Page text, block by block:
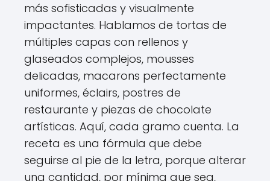
más sofisticadas y visualmente
impactantes. Hablamos de tortas de
múltiples capas con rellenos y
glaseados complejos, mousses
delicadas, macarons perfectamente
uniformes, éclairs, postres de
restaurante y piezas de chocolate
artísticas. Aquí, cada gramo cuenta. La
receta es una fórmula que debe
seguirse al pie de la letra, porque alterar
una cantidad, por mínima que sea,